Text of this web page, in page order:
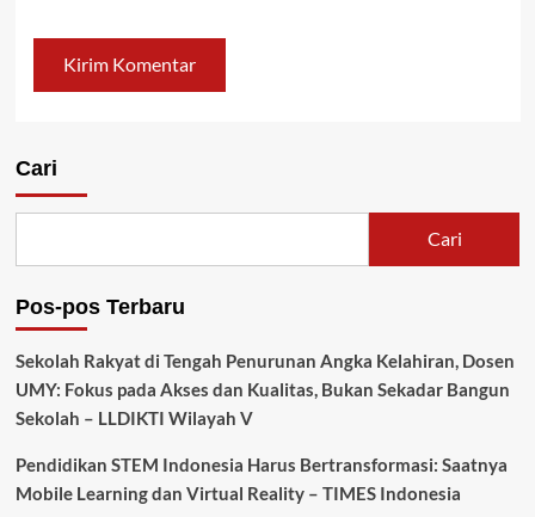
Cari
Cari
Pos-pos Terbaru
Sekolah Rakyat di Tengah Penurunan Angka Kelahiran, Dosen
UMY: Fokus pada Akses dan Kualitas, Bukan Sekadar Bangun
Sekolah – LLDIKTI Wilayah V
Pendidikan STEM Indonesia Harus Bertransformasi: Saatnya
Mobile Learning dan Virtual Reality – TIMES Indonesia